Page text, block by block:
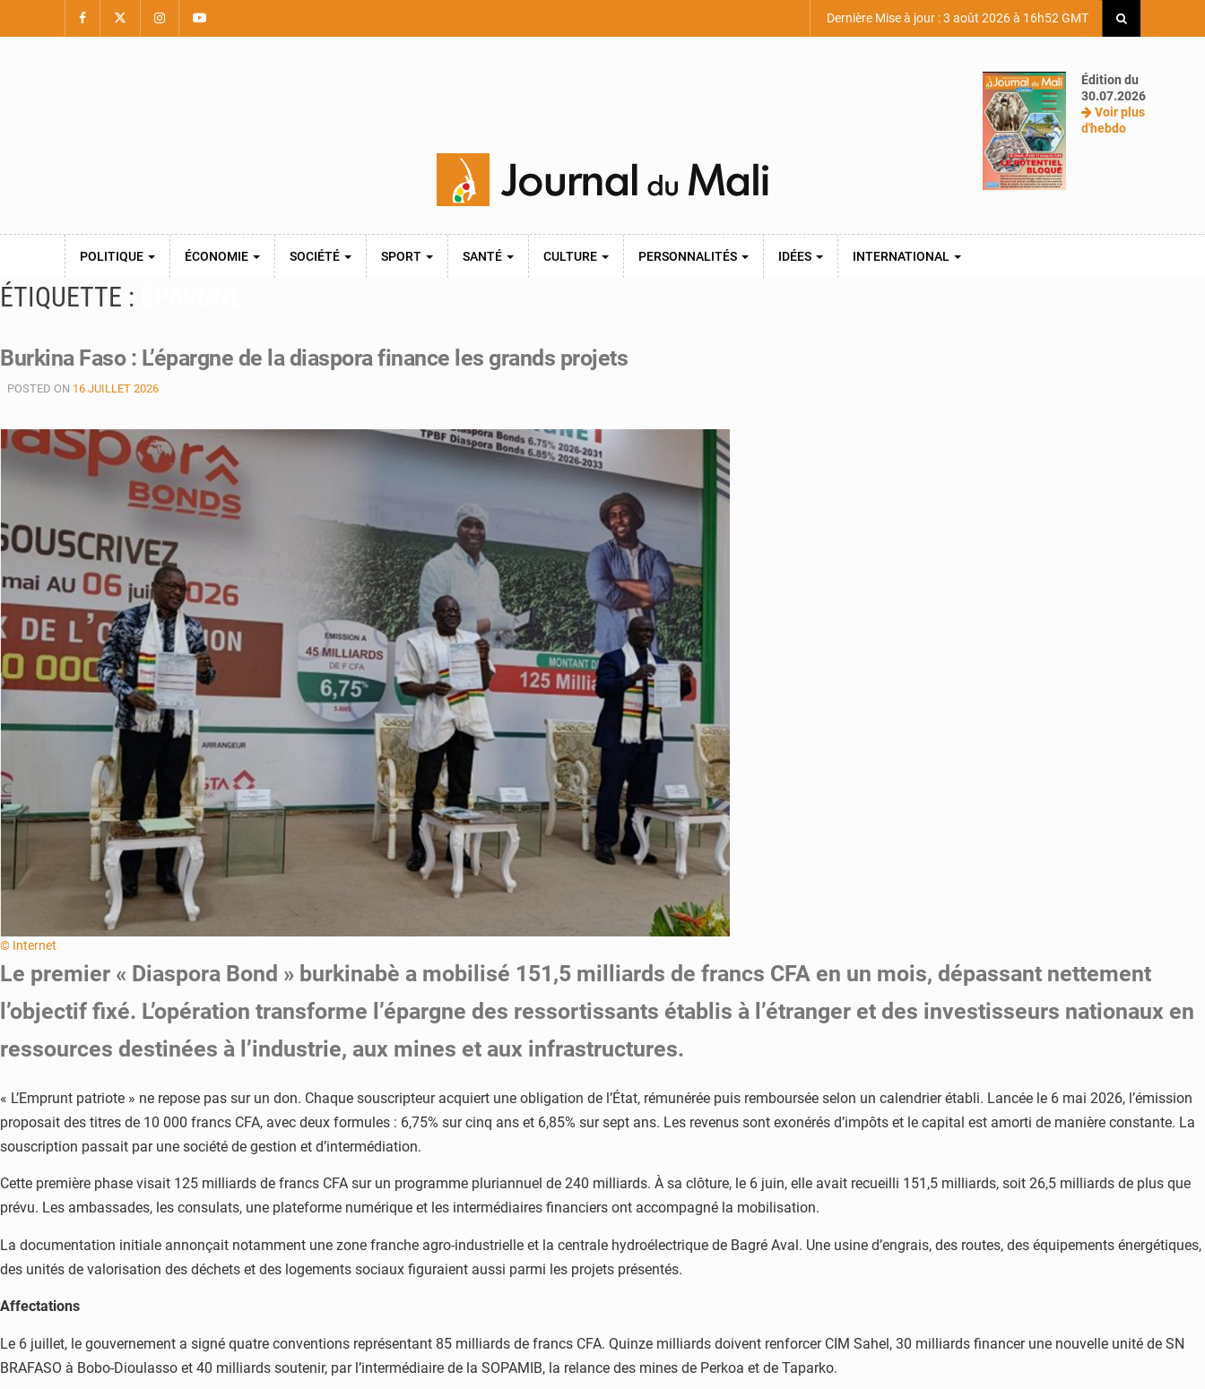
Dernière Mise à jour : 3 août 2026 à 16h52 GMT
Édition du
30.07.2026
Voir plus
d'hebdo
POLITIQUE ÉCONOMIE SOCIÉTÉ SPORT SANTÉ CULTURE PERSONNALITÉS IDÉES INTERNATIONAL
ÉTIQUETTE :
Burkina Faso : L’épargne de la diaspora finance les grands projets
POSTED ON 16 JUILLET 2026
© Internet
Le premier « Diaspora Bond » burkinabè a mobilisé 151,5 milliards de francs CFA en un mois, dépassant nettement
l’objectif fixé. L’opération transforme l’épargne des ressortissants établis à l’étranger et des investisseurs nationaux en
ressources destinées à l’industrie, aux mines et aux infrastructures.
« L’Emprunt patriote » ne repose pas sur un don. Chaque souscripteur acquiert une obligation de l’État, rémunérée puis remboursée selon un calendrier établi. Lancée le 6 mai 2026, l’émission
proposait des titres de 10 000 francs CFA, avec deux formules : 6,75% sur cinq ans et 6,85% sur sept ans. Les revenus sont exonérés d’impôts et le capital est amorti de manière constante. La
souscription passait par une société de gestion et d’intermédiation.
Cette première phase visait 125 milliards de francs CFA sur un programme pluriannuel de 240 milliards. À sa clôture, le 6 juin, elle avait recueilli 151,5 milliards, soit 26,5 milliards de plus que
prévu. Les ambassades, les consulats, une plateforme numérique et les intermédiaires financiers ont accompagné la mobilisation.
La documentation initiale annonçait notamment une zone franche agro-industrielle et la centrale hydroélectrique de Bagré Aval. Une usine d’engrais, des routes, des équipements énergétiques,
des unités de valorisation des déchets et des logements sociaux figuraient aussi parmi les projets présentés.
Affectations
Le 6 juillet, le gouvernement a signé quatre conventions représentant 85 milliards de francs CFA. Quinze milliards doivent renforcer CIM Sahel, 30 milliards financer une nouvelle unité de SN
BRAFASO à Bobo-Dioulasso et 40 milliards soutenir, par l’intermédiaire de la SOPAMIB, la relance des mines de Perkoa et de Taparko.